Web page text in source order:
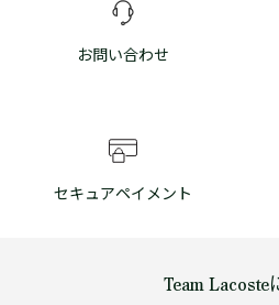
お問い合わせ
セキュアペイメント
Team